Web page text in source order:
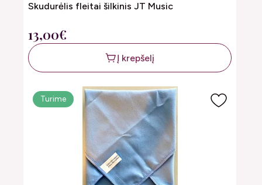
Skudurėlis fleitai šilkinis JT Music
13,00€
Į krepšelį
Turime